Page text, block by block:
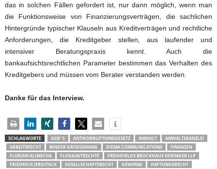
das in solchen Fällen gefordert ist, nur dann möglich, wenn man
die Funktionsweise von Finanzierungsverträgen, die sachlichen
Hintergründe typischer Klauseln aus Kreditverträgen und rechtliche
Anforderungen, die Kreditgeber stellen, aus laufender und
intensiver Beratungspraxis kennt. Auch die
bankaufsichtsrechtlichen Parameter bestimmen das Verhalten des
Kreditgebers und müssen vom Berater verstanden werden.
Danke für das Interview.
SCHLAGWORTE AGB´S ANTIKORRUPTIONSGESETZ ANWALT
ANWALTSKANZLEI
ARBEITSRECHT
BINDER GROESSWANG DIEMA COMMUNICATIONS
FINANZEN
FLORIAN KLIMSCHA
FLUGGASTRECHTE
FRESHFIELDS BRUCKHAUS DERINGER LLP
FRIEDRICH JERGITSCH
GESELLSCHAFTSRECHT GEWERBE
HAFTUNGSRECHT